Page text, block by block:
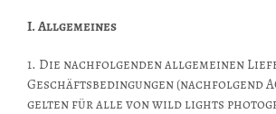
I. Allgemeines
1. Die nachfolgenden allgemeinen
Geschäftsbedingungen (nachfolgend
gelten für alle von wild lights